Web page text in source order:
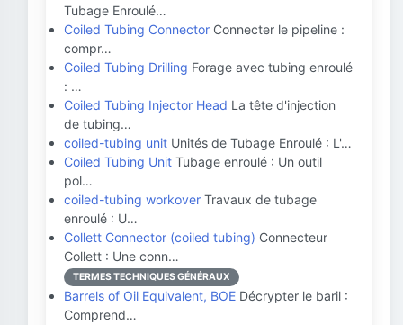
Tubage Enroulé…
Coiled Tubing Connector Connecter le pipeline :
compr…
Coiled Tubing Drilling Forage avec tubing enroulé
: …
Coiled Tubing Injector Head La tête d'injection
de tubing…
coiled-tubing unit Unités de Tubage Enroulé : L'…
Coiled Tubing Unit Tubage enroulé : Un outil
pol…
coiled-tubing workover Travaux de tubage
enroulé : U…
Collett Connector (coiled tubing) Connecteur
Collett : Une conn…
TERMES TECHNIQUES GÉNÉRAUX
Barrels of Oil Equivalent, BOE Décrypter le baril :
Comprend…